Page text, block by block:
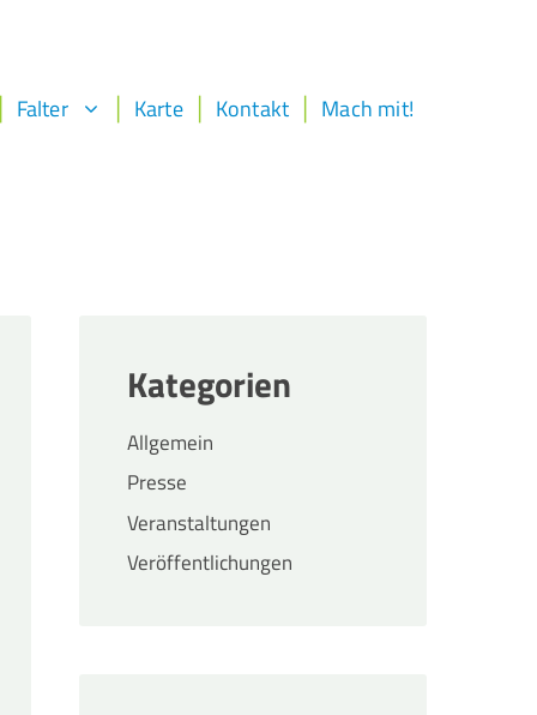
Falter Karte Kontakt Mach mit!
Kategorien
Allgemein
Presse
Veranstaltungen
Veröffentlichungen